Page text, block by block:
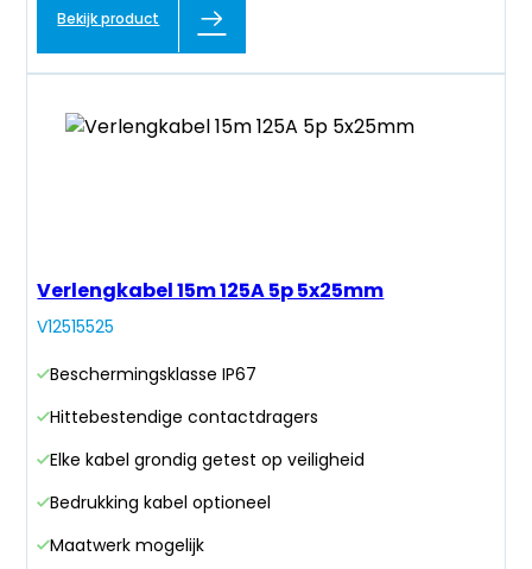
Bekijk product
Verlengkabel 15m 125A 5p 5x25mm
V12515525
Beschermingsklasse IP67
Hittebestendige contactdragers
Elke kabel grondig getest op veiligheid
Bedrukking kabel optioneel
Maatwerk mogelijk